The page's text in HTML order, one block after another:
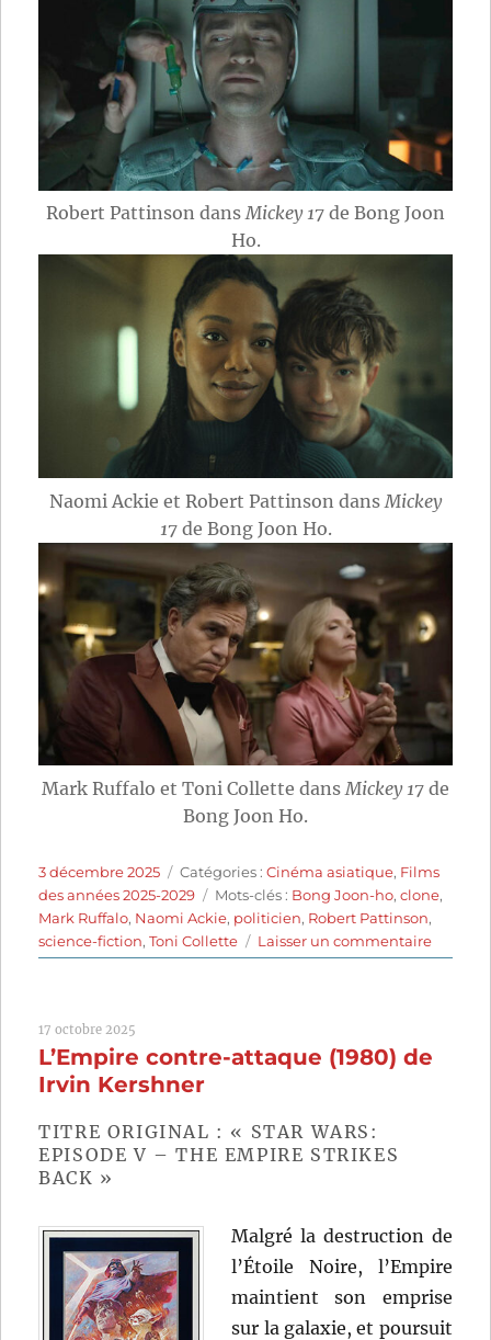
Robert Pattinson dansMickey 17 de Bong Joon
Ho.
Naomi Ackie et Robert Pattinson dans Mickey
17de Bong Joon Ho.
Mark Ruffalo et Toni Collette dans Mickey 17 de
Bong Joon Ho.
Publié
le
3 décembre 2025 Catégories
Catégories :Cinéma asiatique, Films
des années 2025-2029
Étiquettes
Mots-clés : Bong Joon-ho,clone,
Mark Ruffalo, Naomi Ackie, politicien, Robert Pattinson,
science-fiction,Toni Collette Laisser un commentairesur
Mickey
Bong
17 octobre 2025
L’Empire contre-attaque (1980) de
Irvin Kershner
TITRE ORIGINAL : « STAR WARS:
EPISODE V – THE EMPIRE STRIKES
BACK »
Malgré la destruction de
l’Étoile Noire, l’Empire
maintient son emprise
sur la galaxie, et poursuit